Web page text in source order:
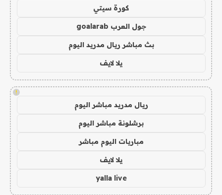
كورة سيتي
جول العرب goalarab
بث مباشر ريال مدريد اليوم
يلا لايف
!
ريال مدريد مباشر اليوم
برشلونة مباشر اليوم
مباريات اليوم مباشر
يلا لايف
yalla live